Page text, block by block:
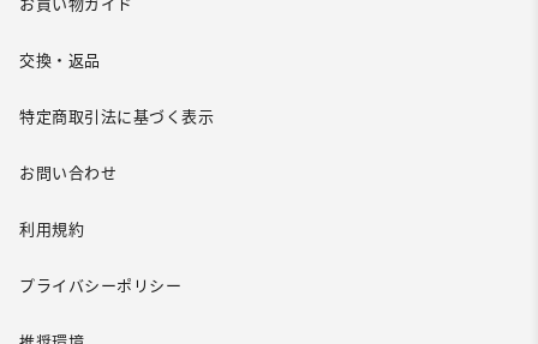
お買い物ガイド
交換・返品
特定商取引法に基づく表示
お問い合わせ
利用規約
プライバシーポリシー